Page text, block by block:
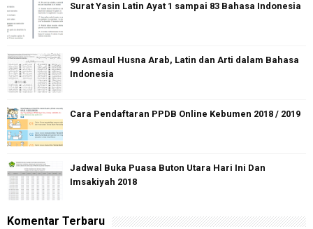
Surat Yasin Latin Ayat 1 sampai 83 Bahasa Indonesia
99 Asmaul Husna Arab, Latin dan Arti dalam Bahasa
Indonesia
Cara Pendaftaran PPDB Online Kebumen 2018 / 2019
Jadwal Buka Puasa Buton Utara Hari Ini Dan
Imsakiyah 2018
Komentar Terbaru